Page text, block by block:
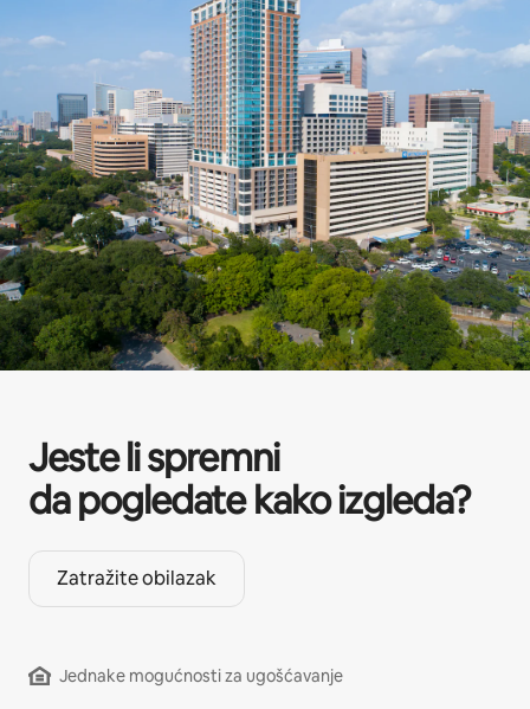
Jeste li spremni
da pogledate kako izgleda?
Zatražite obilazak
Jednake mogućnosti za ugošćavanje